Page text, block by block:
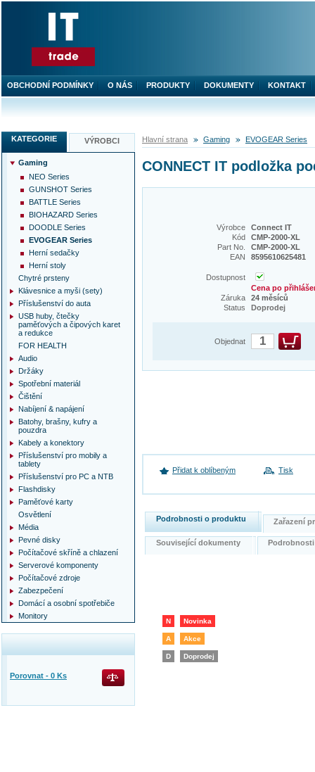
Hlavní strana Gaming EVOGEAR Series
CONNECT IT podložka
Výrobce
Connect IT
Kód
CMP-2000-XL
Part No.
CMP-2000-XL
EAN
8595610625481
Dostupnost
Cena po
Záruka
24 měsíců
Status
Doprodej
Objednat
Přidat k oblíbeným Tisk
Podrobnosti o produktu Zařazení
Související dokumenty
N Novinka
A Akce
D Doprodej
KATEGORIE VÝROBCI
Gaming
NEO Series
GUNSHOT Series
BATTLE Series
BIOHAZARD Series
DOODLE Series
EVOGEAR Series
Herní sedačky
Herní stoly
Chytré prsteny
Klávesnice a myši (sety)
Příslušenství do auta
USB huby, čtečky
paměťových a čipových karet
a redukce
FOR HEALTH
Audio
Držáky
Spotřební materiál
Čištění
Nabíjení & napájení
Batohy, brašny, kufry a
pouzdra
Kabely a konektory
Příslušenství pro mobily a
tablety
Příslušenství pro PC a NTB
Flashdisky
Paměťové karty
Osvětlení
Média
Pevné disky
Počítačové skříně a chlazení
Serverové komponenty
Počítačové zdroje
Zabezpečení
Domácí a osobní spotřebiče
Monitory
Porovnat - 0 Ks
OBCHODNÍ PODMÍNKY O NÁS PRODUKTY DOKUMENTY KONTAKT